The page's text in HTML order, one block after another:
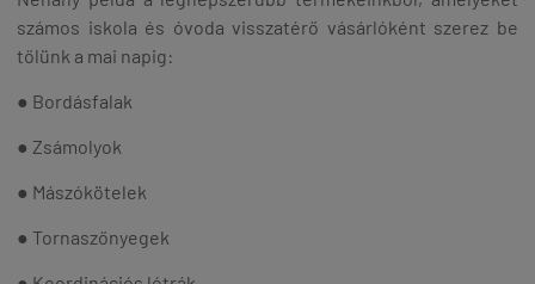
számos iskola és óvoda visszatérő vásárlóként szerez be
tőlünk a mai napig:
● Bordásfalak
● Zsámolyok
● Mászókötelek
● Tornaszőnyegek